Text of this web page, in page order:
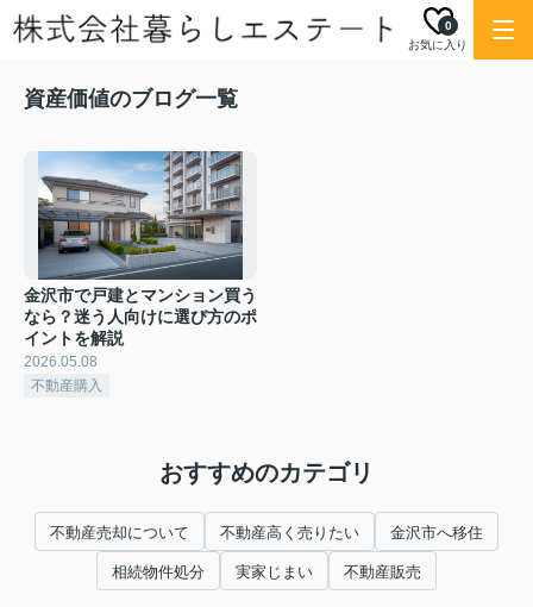
お気に入り
0
資産価値のブログ一覧
金沢市で戸建とマンション買う
なら？迷う人向けに選び方のポ
イントを解説
2026.05.08
不動産購入
おすすめのカテゴリ
不動産売却について 不動産高く売りたい 金沢市へ移住
相続物件処分 実家じまい 不動産販売